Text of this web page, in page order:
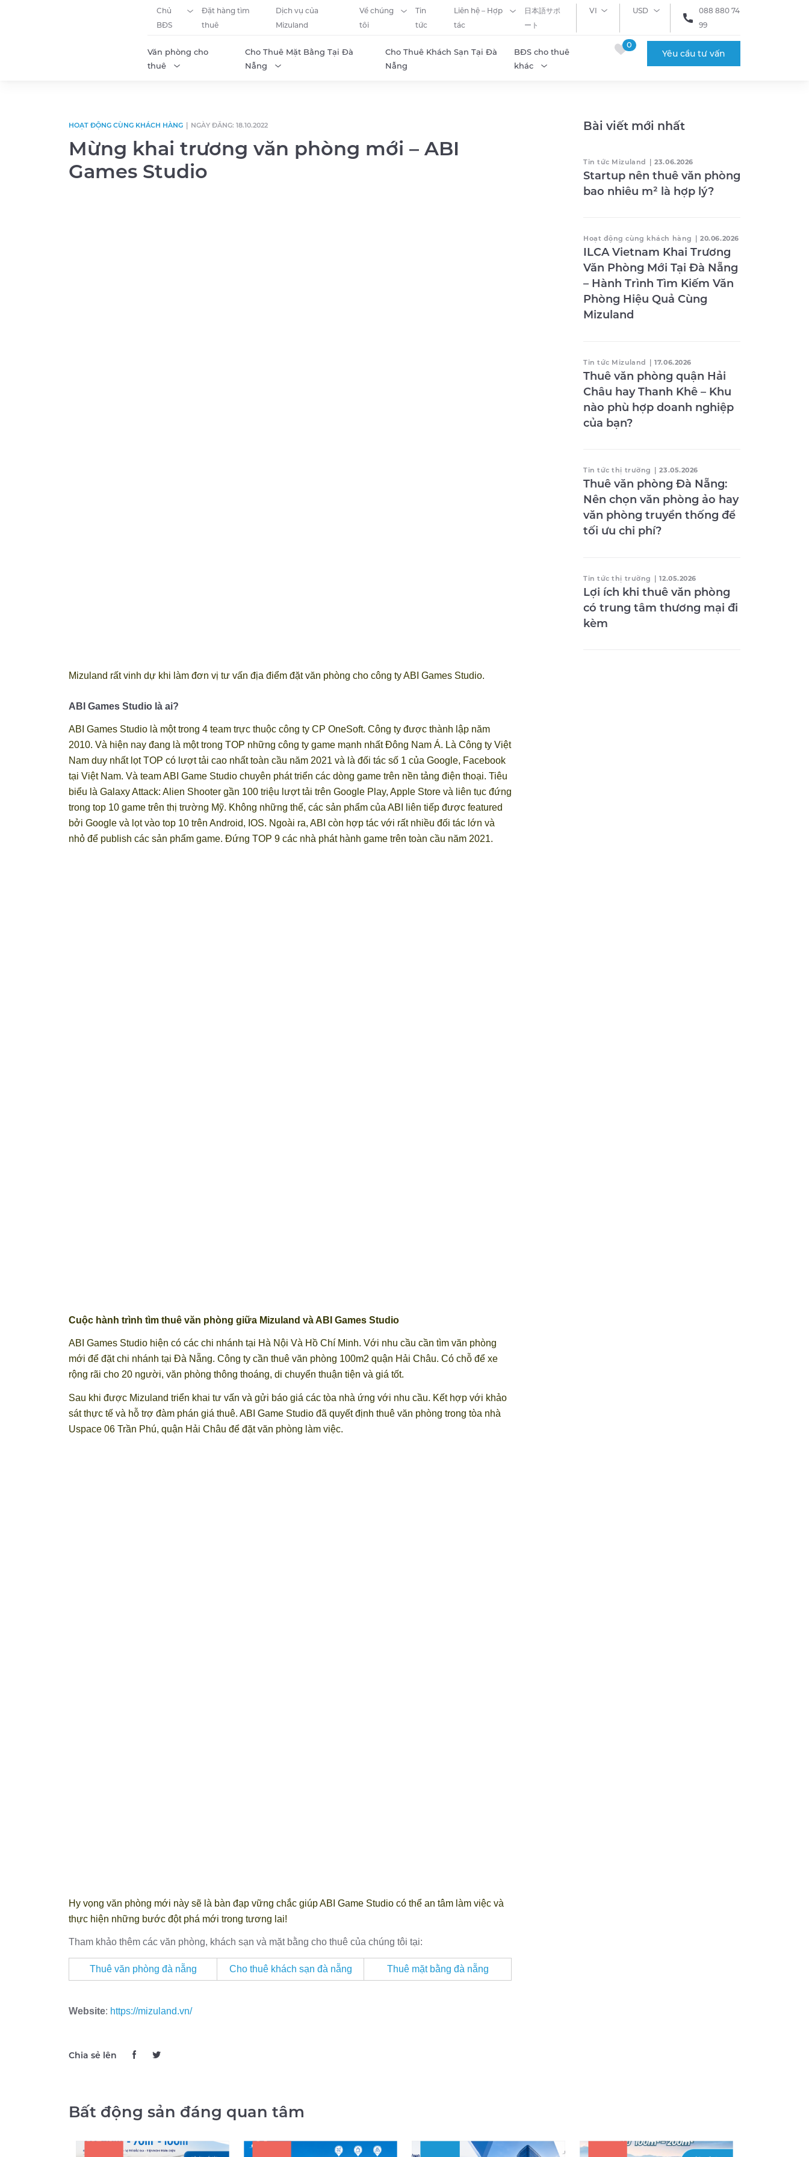
Chủ
BĐS
Đặt hàng tìm
thuê
Dịch vụ của
Mizuland
Về chúng
tôi
Tin
tức
Liên hệ – Hợp
tác
日本語サポ
ート
VI USD
088 880 74
99
Văn phòng cho
thuê
Cho Thuê Mặt Bằng Tại Đà
Nẵng
Cho Thuê Khách Sạn Tại Đà
Nẵng
BĐS cho thuê
khác
0
Yêu cầu tư vấn
HOẠT ĐỘNG CÙNG KHÁCH HÀNG | NGÀY ĐĂNG: 18.10.2022
Mừng khai trương văn phòng mới – ABI
Games Studio
Mizuland rất vinh dự khi làm đơn vị tư vấn địa điểm đặt văn phòng cho công ty ABI Games Studio.
ABI Games Studio là ai?
ABI Games Studio là một trong 4 team trực thuộc công ty CP OneSoft. Công ty được thành lập năm
2010. Và hiện nay đang là một trong TOP những công ty game mạnh nhất Đông Nam Á. Là Công ty Việt
Nam duy nhất lọt TOP có lượt tải cao nhất toàn cầu năm 2021 và là đối tác số 1 của Google, Facebook
tại Việt Nam. Và team ABI Game Studio chuyên phát triển các dòng game trên nền tảng điện thoại. Tiêu
biểu là Galaxy Attack: Alien Shooter gần 100 triệu lượt tải trên Google Play, Apple Store và liên tục đứng
trong top 10 game trên thị trường Mỹ. Không những thế, các sản phẩm của ABI liên tiếp được featured
bởi Google và lọt vào top 10 trên Android, IOS. Ngoài ra, ABI còn hợp tác với rất nhiều đối tác lớn và
nhỏ để publish các sản phẩm game. Đứng TOP 9 các nhà phát hành game trên toàn cầu năm 2021.
Cuộc hành trình tìm thuê văn phòng giữa Mizuland và ABI Games Studio
ABI Games Studio hiện có các chi nhánh tại Hà Nội Và Hồ Chí Minh. Với nhu cầu cần tìm văn phòng
mới để đặt chi nhánh tại Đà Nẵng. Công ty cần thuê văn phòng 100m2 quận Hải Châu. Có chỗ để xe
rộng rãi cho 20 người, văn phòng thông thoáng, di chuyển thuận tiện và giá tốt.
Sau khi được Mizuland triển khai tư vấn và gửi báo giá các tòa nhà ứng với nhu cầu. Kết hợp với khảo
sát thực tế và hỗ trợ đàm phán giá thuê. ABI Game Studio đã quyết định thuê văn phòng trong tòa nhà
Uspace 06 Trần Phú, quận Hải Châu để đặt văn phòng làm việc.
Hy vọng văn phòng mới này sẽ là bàn đạp vững chắc giúp ABI Game Studio có thể an tâm làm việc và
thực hiện những bước đột phá mới trong tương lai!
Tham khảo thêm các văn phòng, khách sạn và mặt bằng cho thuê của chúng tôi tại:
Thuê văn phòng đà nẵng Cho thuê khách sạn đà nẵng Thuê mặt bằng đà nẵng
Website: https://mizuland.vn/
Chia sẻ lên
Bài viết mới nhất
Tin tức Mizuland 23.06.2026
Startup nên thuê văn phòng
bao nhiêu m² là hợp lý?
Hoạt động cùng khách hàng 20.06.2026
ILCA Vietnam Khai Trương
Văn Phòng Mới Tại Đà Nẵng
– Hành Trình Tìm Kiếm Văn
Phòng Hiệu Quả Cùng
Mizuland
Tin tức Mizuland | 17.06.2026
Thuê văn phòng quận Hải
Châu hay Thanh Khê – Khu
nào phù hợp doanh nghiệp
của bạn?
Tin tức thị trường 23.05.2026
Thuê văn phòng Đà Nẵng:
Nên chọn văn phòng ảo hay
văn phòng truyền thống để
tối ưu chi phí?
Tin tức thị trường | 12.05.2026
Lợi ích khi thuê văn phòng
có trung tâm thương mại đi
kèm
Bất động sản đáng quan tâm